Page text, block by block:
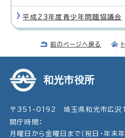
平成23年度青少年問題協議会
前のページへ戻る
和光市役所
〒351-0192 埼玉県和光市広沢
開庁時間：
月曜日から金曜日まで（祝日・年末年